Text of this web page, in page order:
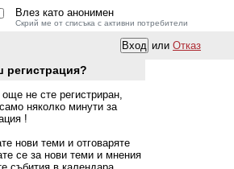
Влез като анонимен
Скрий ме от списъка с активни потребители
или Отказ
регистрация?
не сте регистриран,
няколко минути за
!
нови теми и отговаряте
се за нови теми и мнения